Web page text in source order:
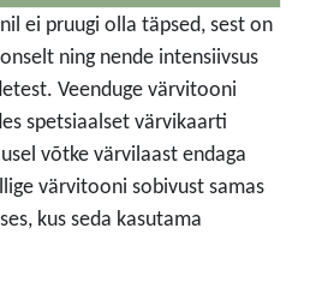
ei pruugi olla täpsed, sest on
ning nende intensiivsus
Veenduge värvitooni
spetsiaalset värvikaarti
võtke värvilaast endaga
värvitooni sobivust samas
kus seda kasutama